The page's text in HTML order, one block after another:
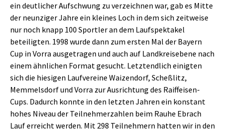
ein deutlicher Aufschwung zu verzeichnen war, gab es Mitte
der neunziger Jahre ein kleines Loch in dem sich zeitweise
nur noch knapp 100 Sportler an dem Laufspektakel
beteiligten. 1998 wurde dann zum ersten Mal der Bayern
Cup in Vorra ausgetragen und auch auf Landkreisebene nach
einem ähnlichen Format gesucht. Letztendlich einigten
sich die hiesigen Laufvereine Waizendorf, Scheßlitz,
Memmelsdorf und Vorra zur Ausrichtung des Raiffeisen-
Cups. Dadurch konnte in den letzten Jahren ein konstant
hohes Niveau der Teilnehmerzahlen beim Rauhe Ebrach
Lauf erreicht werden. Mit 298 Teilnehmern hatten wir in den